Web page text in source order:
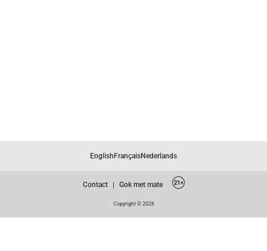
English FrançaisNederlands
Contact Gok met mate
Copyright © 2026